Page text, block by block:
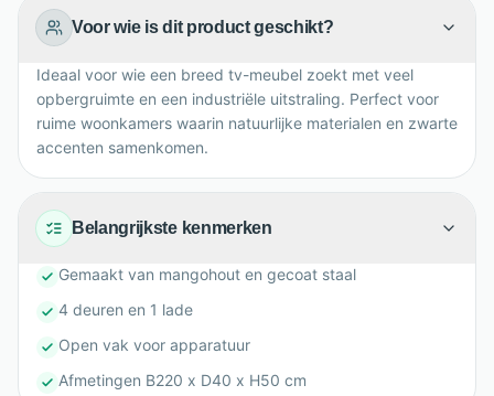
Voor wie is dit product geschikt?
Ideaal voor wie een breed tv-meubel zoekt met veel
opbergruimte en een industriële uitstraling. Perfect voor
ruime woonkamers waarin natuurlijke materialen en zwarte
accenten samenkomen.
Belangrijkste kenmerken
Gemaakt van mangohout en gecoat staal
4 deuren en 1 lade
Open vak voor apparatuur
Afmetingen B220 x D40 x H50 cm